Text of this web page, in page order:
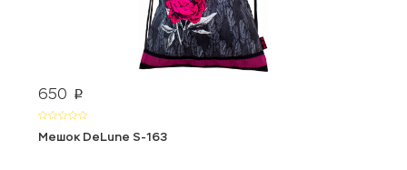
650 p
Мешок DeLune S-163